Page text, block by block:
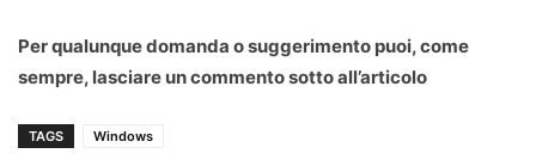
Per qualunque domanda o suggerimento puoi, come
sempre, lasciare un commento sotto all’articolo
TAGS Windows